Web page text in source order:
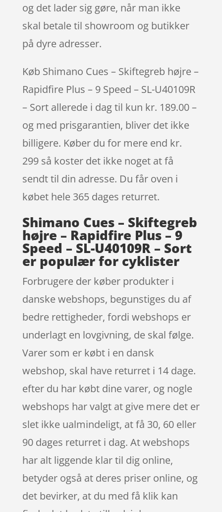
og det lader sig gøre, når man ikke
skal betale til showroom og butikker
på dyre adresser.
Køb Shimano Cues – Skiftegreb højre –
Rapidfire Plus – 9 Speed – SL-U40109R
– Sort allerede i dag til kun kr. 189.00 –
og med prisgarantien, bliver det ikke
billigere. Køber du for mere end kr.
299 så koster det ikke noget at få
sendt til din adresse. Du får oven i
købet hele 365 dages returret.
Shimano Cues – Skiftegreb
højre – Rapidfire Plus – 9
Speed – SL-U40109R – Sort
er populær for cyklister
Forbrugere der køber produkter i
danske webshops, begunstiges du af
bedre rettigheder, fordi webshops er
underlagt en lovgivning, de skal følge.
Varer som er købt i en dansk
webshop, skal have returret i 14 dage.
efter du har købt dine varer, og nogle
webshops har valgt at give mere det er
slet ikke ualmindeligt, at få 30, 60 eller
90 dages returret i dag. At webshops
har alt liggende klar til dig online,
betyder også at deres priser online, og
det bevirker, at du med få klik kan